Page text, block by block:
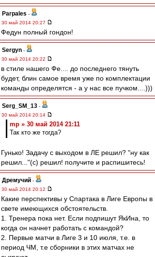
Parpales -
30 май 2014 20:27
Федун полный гондон!
Sergyn -
30 май 2014 20:22
в стиле нашего Фе.... до последнего тянуть
будет, блин самое время уже по комплектации
команды определятся - а у нас все пучком....)))
Serg_SM_13 -
30 май 2014 20:14
mp » 30 май 2014 21:11
Так кто же тогда?
Гунько! Задачу с выходом в ЛЕ решил? "ну как
решил..."(с) решил! получите и распишитесь!
Дремучий -
30 май 2014 20:12
Какие перспективы у Спартака в Лиге Европы в
свете имеющихся обстоятельств.
1. Тренера пока нет. Если подпишут ЯкИна, то
когда он начнет работать с командой?
2. Первые матчи в Лиге 3 и 10 июля, т.е. в
период ЧМ, т.е сборники в этих матчах не